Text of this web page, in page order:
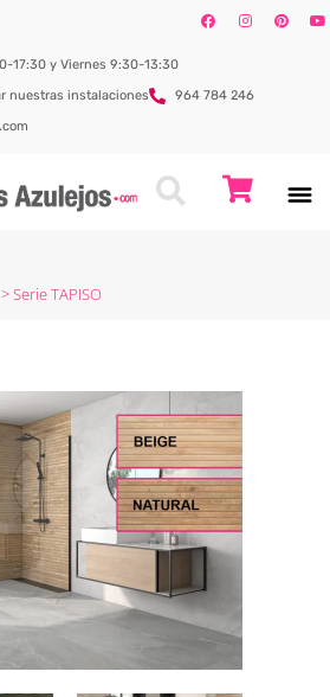
17:30 y Viernes 9:30-13:30
nuestras instalaciones
964 784 246
>Serie TAPISO